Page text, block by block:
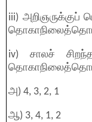
iii)
iv) சாலச்
அ) 4, 3, 2, 1
ஆ) 3, 4, 1, 2